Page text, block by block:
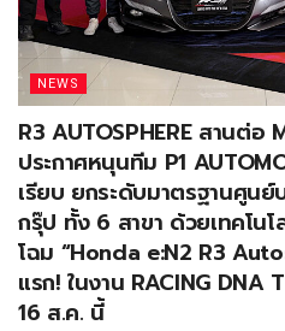
NEWS
R3 AUTOSPHERE สานต่อ
ประกาศหนุนทีม P1
เรียบ ยกระดับมาตรฐานศูน
กรุ๊ป ทั้ง 6 สาขา ด้วยเทคโน
โฉม “Honda e:N2 R3
แรก! ในงาน RACING DNA
16 ส.ค. นี้